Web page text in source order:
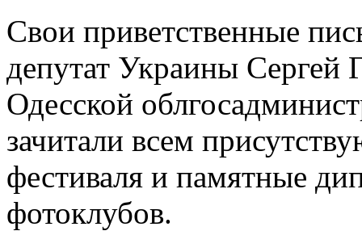
Свои приветственные
депутат Украины Сергей
Одесской
зачитали всем
фестиваля и памятные
фотоклубов.